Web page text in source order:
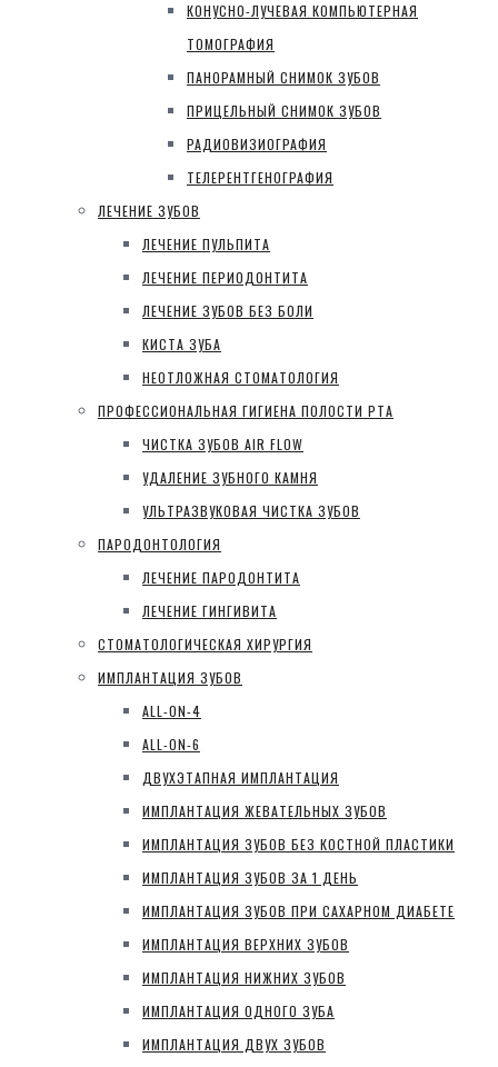
КОНУСНО-ЛУЧЕВАЯ КОМПЬЮТЕРНАЯ
ТОМОГРАФИЯ
ПАНОРАМНЫЙ СНИМОК ЗУБОВ
ПРИЦЕЛЬНЫЙ СНИМОК ЗУБОВ
РАДИОВИЗИОГРАФИЯ
ТЕЛЕРЕНТГЕНОГРАФИЯ
ЛЕЧЕНИЕ ЗУБОВ
ЛЕЧЕНИЕ ПУЛЬПИТА
ЛЕЧЕНИЕ ПЕРИОДОНТИТА
ЛЕЧЕНИЕ ЗУБОВ БЕЗ БОЛИ
КИСТА ЗУБА
НЕОТЛОЖНАЯ СТОМАТОЛОГИЯ
ПРОФЕССИОНАЛЬНАЯ ГИГИЕНА ПОЛОСТИ РТА
ЧИСТКА ЗУБОВ AIR FLOW
УДАЛЕНИЕ ЗУБНОГО КАМНЯ
УЛЬТРАЗВУКОВАЯ ЧИСТКА ЗУБОВ
ПАРОДОНТОЛОГИЯ
ЛЕЧЕНИЕ ПАРОДОНТИТА
ЛЕЧЕНИЕ ГИНГИВИТА
СТОМАТОЛОГИЧЕСКАЯ ХИРУРГИЯ
ИМПЛАНТАЦИЯ ЗУБОВ
ALL-ON-4
ALL-ON-6
ДВУХЭТАПНАЯ ИМПЛАНТАЦИЯ
ИМПЛАНТАЦИЯ ЖЕВАТЕЛЬНЫХ ЗУБОВ
ИМПЛАНТАЦИЯ ЗУБОВ БЕЗ КОСТНОЙ ПЛАСТИКИ
ИМПЛАНТАЦИЯ ЗУБОВ ЗА 1 ДЕНЬ
ИМПЛАНТАЦИЯ ЗУБОВ ПРИ САХАРНОМ ДИАБЕТЕ
ИМПЛАНТАЦИЯ ВЕРХНИХ ЗУБОВ
ИМПЛАНТАЦИЯ НИЖНИХ ЗУБОВ
ИМПЛАНТАЦИЯ ОДНОГО ЗУБА
ИМПЛАНТАЦИЯ ДВУХ ЗУБОВ